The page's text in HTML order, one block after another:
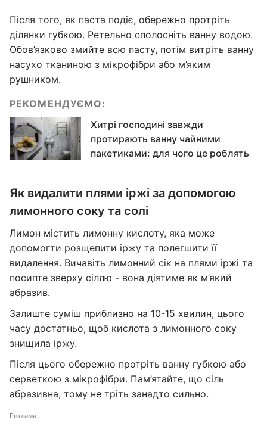
Після того, як паста подіє, обережно протріть
ділянки губкою. Ретельно сполосніть ванну водою.
Обов’язково змийте всю пасту, потім витріть ванну
насухо тканиною з мікрофібри або м’яким
рушником.
РЕКОМЕНДУЄМО:
Хитрі господині завжди
протирають ванну чайними
пакетиками: для чого це роблять
Як видалити плями іржі за допомогою
лимонного соку та солі
Лимон містить лимонну кислоту, яка може
допомогти розщепити іржу та полегшити її
видалення. Вичавіть лимонний сік на плями іржі та
посипте зверху сіллю - вона діятиме як м’який
абразив.
Залиште суміш приблизно на 10-15 хвилин, цього
часу достатньо, щоб кислота з лимонного соку
знищила іржу.
Після цього обережно протріть ванну губкою або
серветкою з мікрофібри. Пам’ятайте, що сіль
абразивна, тому не тріть занадто сильно.
Реклама